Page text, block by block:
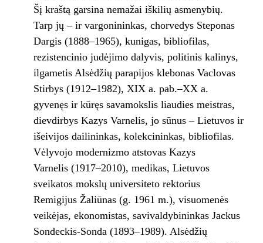
Šį kraštą garsina nemažai iškilių asmenybių.
Tarp jų – ir vargonininkas, chorvedys Steponas
Dargis (1888–1965), kunigas, bibliofilas,
rezistencinio judėjimo dalyvis, politinis kalinys,
ilgametis Alsėdžių parapijos klebonas Vaclovas
Stirbys (1912–1982), XIX a. pab.–XX a.
gyvenęs ir kūręs savamokslis liaudies meistras,
dievdirbys Kazys Varnelis, jo sūnus – Lietuvos ir
išeivijos dailininkas, kolekcininkas, bibliofilas.
Vėlyvojo modernizmo atstovas Kazys
Varnelis (1917–2010), medikas, Lietuvos
sveikatos mokslų universiteto rektorius
Remigijus Žaliūnas (g. 1961 m.), visuomenės
veikėjas, ekonomistas, savivaldybininkas Jackus
Sondeckis-Sonda (1893–1989). Alsėdžių